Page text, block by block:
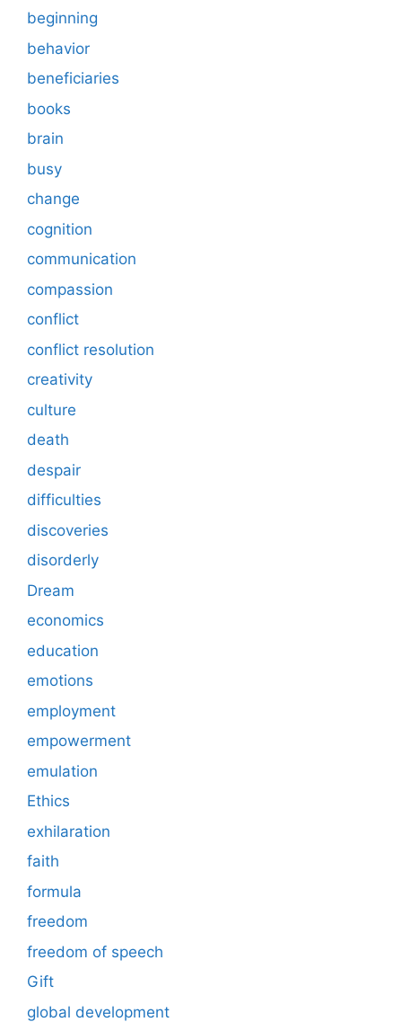
beginning
behavior
beneficiaries
books
brain
busy
change
cognition
communication
compassion
conflict
conflict resolution
creativity
culture
death
despair
difficulties
discoveries
disorderly
Dream
economics
education
emotions
employment
empowerment
emulation
Ethics
exhilaration
faith
formula
freedom
freedom of speech
Gift
global development